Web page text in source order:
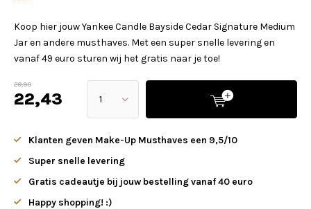
Koop hier jouw Yankee Candle Bayside Cedar Signature Medium
Jar en andere musthaves. Met een super snelle levering en
vanaf 49 euro sturen wij het gratis naar je toe!
29,90
22,43
Klanten geven Make-Up Musthaves een 9,5/10
Super snelle levering
Gratis cadeautje bij jouw bestelling vanaf 40 euro
Happy shopping! :)